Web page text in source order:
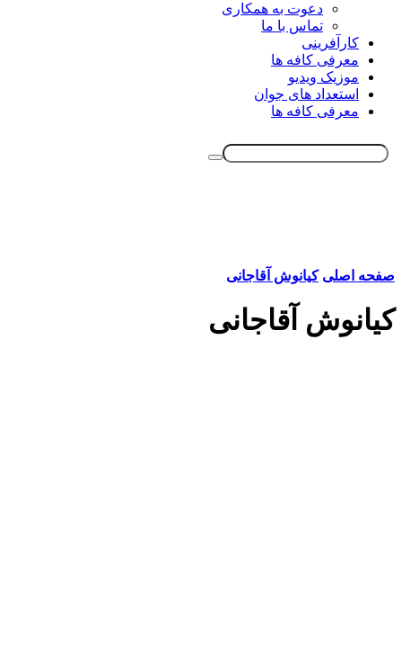
دعوت به همکاری
تماس با ما
کارآفرینی
معرفی کافه ها
موزیک ویدیو
استعداد های جوان
معرفی کافه ها
صفحه اصلی کیانوش آقاجانی
کیانوش آقاجانی